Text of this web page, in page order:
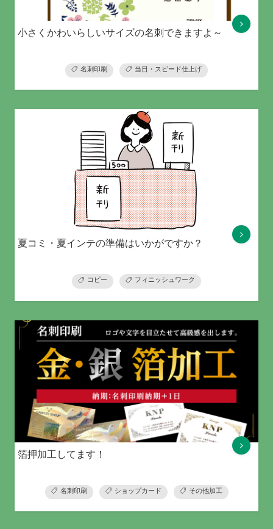
小さくかわいらしいサイズの名刺できますよ～
名刺印刷 当日・スピード仕上げ
夏コミ・夏インテの準備はいかがですか？
コピー フィニッシュワーク
箔押加工してます！
名刺印刷 ショップカード その他加工